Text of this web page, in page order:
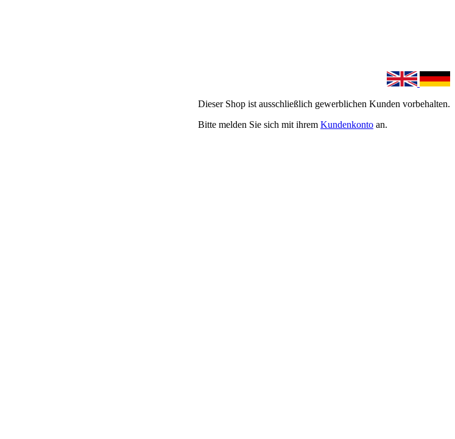
Dieser Shop ist ausschließlich gewerblichen Kunden vorbehalten.
Bitte melden Sie sich mit ihrem Kundenkonto an.